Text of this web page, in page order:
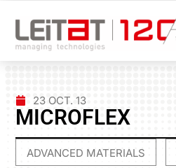
23 OCT. 13
MICROFLEX
ADVANCED MATERIALS